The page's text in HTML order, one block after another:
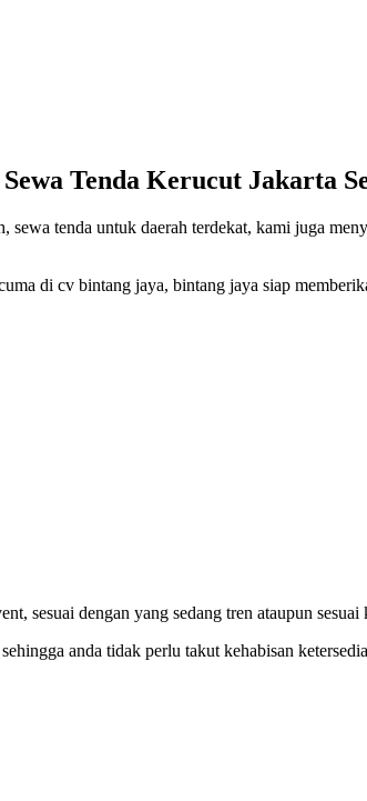
Sewa Tenda Kerucut Jakarta
tenda untuk daerah terdekat, kami juga
di cv bintang jaya, bintang jaya siap
sesuai dengan yang sedang tren ataupun
anda tidak perlu takut kehabisan